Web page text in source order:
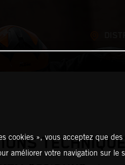
cookies », vous acceptez que des
améliorer votre navigation sur le